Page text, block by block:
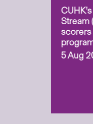
Stream
scorers
5 Aug